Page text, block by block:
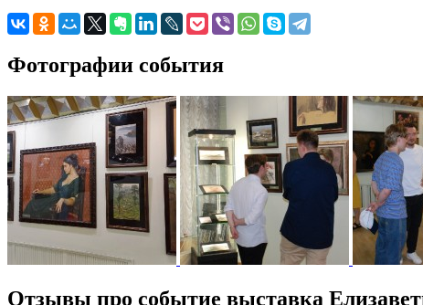
Фотографии события
Отзывы про событие выставка